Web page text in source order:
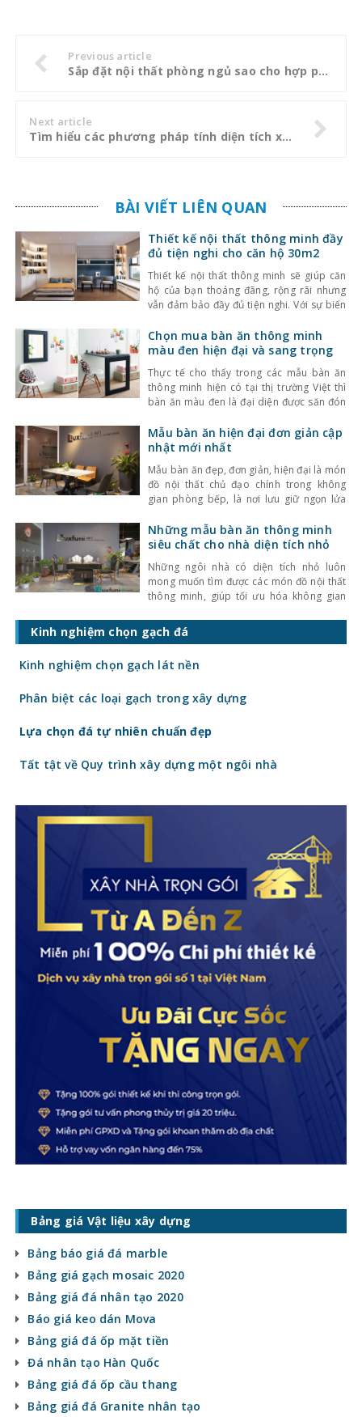
Previous article
Sắp đặt nội thất phòng ngủ sao cho hợp phong thuỷ
Next article
Tìm hiểu các phương pháp tính diện tích xây dựng
BÀI VIẾT LIÊN QUAN
Thiết kế nội thất thông minh đầy
đủ tiện nghi cho căn hộ 30m2
Thiết kế nội thất thông minh sẽ giúp căn
hộ của bạn thoáng đãng, rộng rãi nhưng
vẫn đảm bảo đầy đủ tiện nghi. Với sự biến
những mẫu thiết kế nội thất cho căn hộ
30m2 dưới đây chắc chắn sẽ là lựa chọn
Chọn mua bàn ăn thông minh
màu đen hiện đại và sang trọng
Thực tế cho thấy trong các mẫu bàn ăn
thông minh hiện có tại thị trường Việt thì
bàn ăn màu đen là đại diện được săn đón
hút khó hiểu của bàn ăn thông minh màu
đen? Chúng ta hãy cùng tham khảo bài
Mẫu bàn ăn hiện đại đơn giản cập
nhật mới nhất
Mẫu bàn ăn đẹp, đơn giản, hiện đại là món
đồ nội thất chủ đạo chính trong không
gian phòng bếp, là nơi lưu giữ ngọn lửa
mẫu bàn ăn thích hợp để có những bữa ăn
ngon, ấm cúng là một việc rất quan trọng.
Những mẫu bàn ăn thông minh
siêu chất cho nhà diện tích nhỏ
Những ngôi nhà có diện tích nhỏ luôn
mong muốn tìm được các món đồ nội thất
thông minh, giúp tối ưu hóa không gian
Những mẫu bàn ăn thông minh là một
trong những đồ nội thất như vậy. Để biết
Kinh nghiệm chọn gạch đá
Kinh nghiệm chọn gạch lát nền
Phân biệt các loại gạch trong xây dựng
Lựa chọn đá tự nhiên chuẩn đẹp
Tất tật về Quy trình xây dựng một ngôi nhà
Bảng giá Vật liệu xây dựng
Bảng báo giá đá marble
Bảng giá gạch mosaic 2020
Bảng giá đá nhân tạo 2020
Báo giá keo dán Mova
Bảng giá đá ốp mặt tiền
Đá nhân tạo Hàn Quốc
Bảng giá đá ốp cầu thang
Bảng giá đá Granite nhân tạo